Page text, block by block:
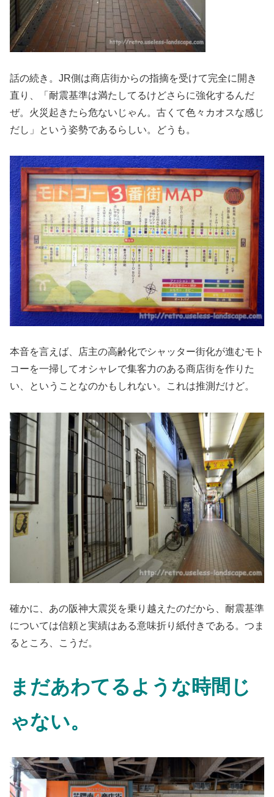
話の続き。JR側は商店街からの指摘を受けて完全に開き
直り、「耐震基準は満たしてるけどさらに強化するんだ
ぜ。火災起きたら危ないじゃん。古くて色々カオスな感じ
だし」という姿勢であるらしい。どうも。
本音を言えば、店主の高齢化でシャッター街化が進むモト
コーを一掃してオシャレで集客力のある商店街を作りた
い、ということなのかもしれない。これは推測だけど。
確かに、あの阪神大震災を乗り越えたのだから、耐震基準
については信頼と実績はある意味折り紙付きである。つま
るところ、こうだ。
まだあわてるような時間じ
ゃない。